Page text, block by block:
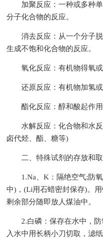
加聚反应：一种或多种单
分子化合物的反应。
消去反应：从一个分子脱
生成不饱和化合物的反应。
氧化反应：有机物得氧或
还原反应：有机物加氢或
酯化反应：醇和酸起作用
水解反应：化合物和水反
卤代烃、酯、糖等)
二、特殊试剂的存放和取
1.Na、K：隔绝空气;防氧
中)，(Li用石蜡密封保存)。
剩余部分随即放人煤油中。
2.白磷：保存在水中，防
入水中用长柄小刀切取，滤纸